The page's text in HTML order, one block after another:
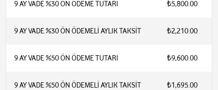
9 AY VADE %30 ÖN ÖDEME TUTARI ₺5,800.00
9 AY VADE %30 ÖN ÖDEMELİ AYLIK TAKSİT ₺2,210.00
9 AY VADE %50 ÖN ÖDEME TUTARI ₺9,600.00
9 AY VADE %50 ÖN ÖDEMELİ AYLIK TAKSİT ₺1,695.00